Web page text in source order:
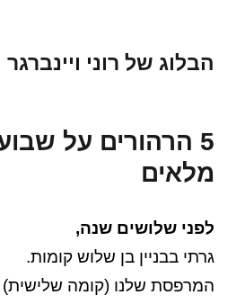
הבלוג של רוני ויינברגר
5 הרהורים על
מלאים
לפני שלושים שנה,
גרתי בבניין בן שלוש קומות.
המרפסת שלנו (קומה